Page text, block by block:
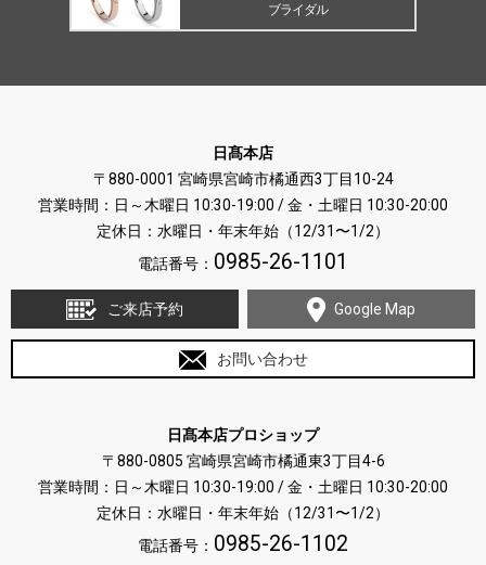
ブライダル
日髙本店
〒880-0001 宮崎県宮崎市橘通西3丁目10-24
営業時間：日～木曜日 10:30-19:00 / 金・土曜日 10:30-20:00
定休日：水曜日・年末年始（12/31〜1/2）
電話番号： 0985-26-1101
ご来店予約 Google Map
お問い合わせ
日髙本店プロショップ
〒880-0805 宮崎県宮崎市橘通東3丁目4-6
営業時間：日～木曜日 10:30-19:00 / 金・土曜日 10:30-20:00
定休日：水曜日・年末年始（12/31〜1/2）
電話番号： 0985-26-1102